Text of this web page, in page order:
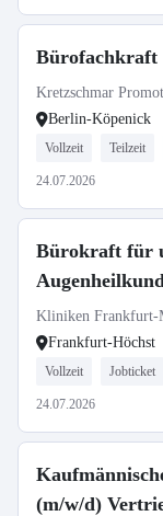
Bürofachkraft
Kretzschmar
Berlin-Köpenick
Vollzeit Teilzeit
24.07.2026
Bürokraft für
Kliniken Frankfurt-
Frankfurt-Höchst
Vollzeit Jobticket
24.07.2026
(m/w/d)